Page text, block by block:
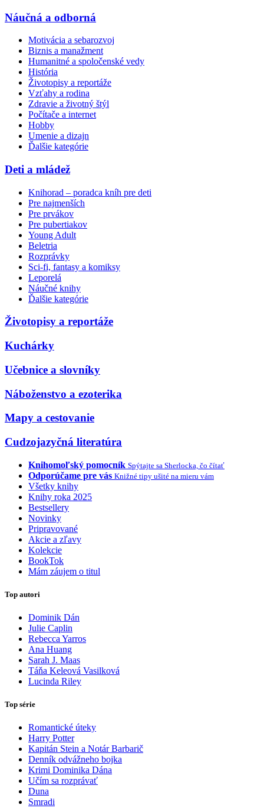
Náučná a odborná
Motivácia a sebarozvoj
Biznis a manažment
Humanitné a spoločenské vedy
História
Životopisy a reportáže
Vzťahy a rodina
Zdravie a životný štýl
Počítače a internet
Hobby
Umenie a dizajn
Ďalšie kategórie
Deti a mládež
Knihorad – poradca kníh pre deti
Pre najmenších
Pre prvákov
Pre pubertiakov
Young Adult
Beletria
Rozprávky
Sci-fi, fantasy a komiksy
Leporelá
Náučné knihy
Ďalšie kategórie
Životopisy a reportáže
Kuchárky
Učebnice a slovníky
Náboženstvo a ezoterika
Mapy a cestovanie
Cudzojazyčná literatúra
Knihomoľský pomocník Spýtajte sa Sherlocka, čo čítať
Odporúčame pre vás Knižné tipy ušité na mieru vám
Všetky knihy
Knihy roka 2025
Bestsellery
Novinky
Pripravované
Akcie a zľavy
Kolekcie
BookTok
Mám záujem o titul
Top autori
Dominik Dán
Julie Caplin
Rebecca Yarros
Ana Huang
Sarah J. Maas
Táňa Keleová Vasilková
Lucinda Riley
Top série
Romantické úteky
Harry Potter
Kapitán Stein a Notár Barbarič
Denník odvážneho bojka
Krimi Dominika Dána
Učím sa rozprávať
Duna
Smradi